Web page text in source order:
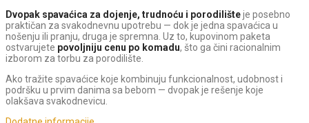
Dvopak spavaćica za dojenje, trudnoću i porodilišteje posebno
praktičan za svakodnevnu upotrebu — dok je jedna spavaćica u
nošenju ili pranju, druga je spremna. Uz to, kupovinom paketa
ostvarujete povoljniju cenu po komadu, što ga čini racionalnim
izborom za torbu za porodilište.
Ako tražite spavaćice koje kombinuju funkcionalnost, udobnost i
podršku u prvim danima sa bebom — dvopak je rešenje koje
olakšava svakodnevicu.